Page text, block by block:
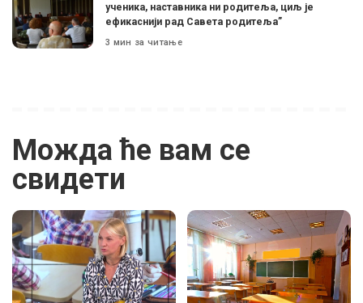
ученика, наставника ни родитеља, циљ је
ефикаснији рад Савета родитеља”
3 мин за читање
Можда ће вам се
свидети